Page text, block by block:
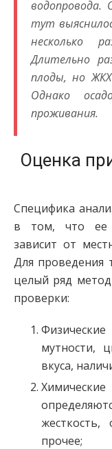
водопровода.
тут
несколько
Длительно
плоды, но ЖКХ
Однако
проживания.
Оценка
Специфика
в том, что ее
зависит от
Для проведения
целый ряд
проверки:
мутности,
вкуса,
жесткость,
прочее;